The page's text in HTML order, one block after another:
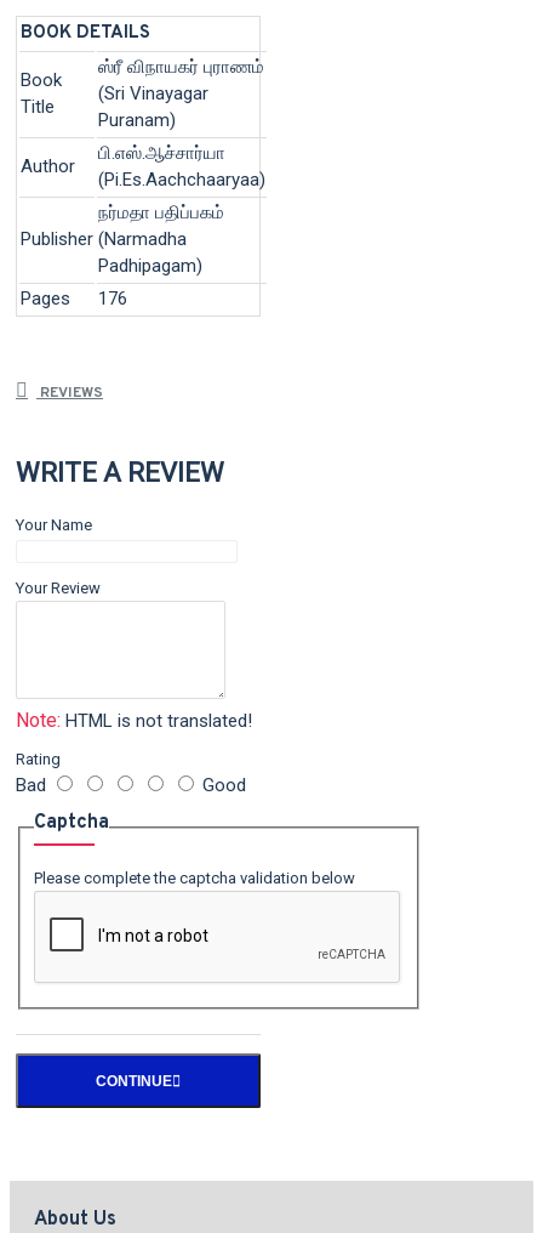
BOOK DETAILS
Book
Title
ஸ்ரீ விநாயகர் புராணம்
(Sri Vinayagar
Puranam)
Author
பி.எஸ்.ஆச்சார்யா
(Pi.Es.Aachchaaryaa)
Publisher
நர்மதா பதிப்பகம்
(Narmadha
Padhipagam)
Pages
176
REVIEWS
WRITE A REVIEW
Your Name
Your Review
Note: HTML is not translated!
Rating
Bad Good
Captcha
Please complete the captcha validation below
CONTINUE
About Us